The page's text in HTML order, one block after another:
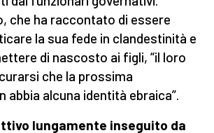
che ha raccontato di essere
la sua fede in clandestinità e
di nascosto ai figli, “il loro
che la prossima
abbia alcuna identità ebraica”.
lungamente inseguito da